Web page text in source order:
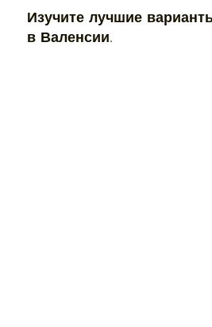
Изучите лучшие
в Валенсии.